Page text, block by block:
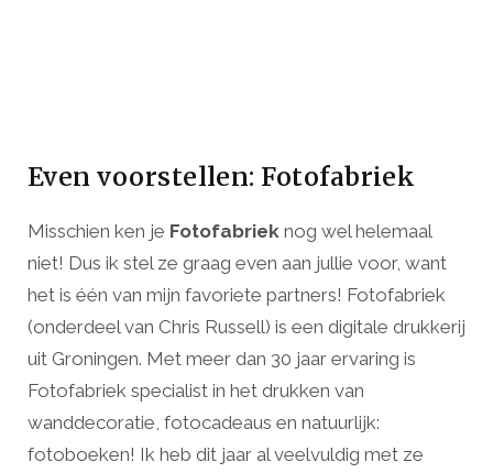
Even voorstellen: Fotofabriek
Misschien ken je Fotofabriek nog wel helemaal
niet! Dus ik stel ze graag even aan jullie voor, want
het is één van mijn favoriete partners! Fotofabriek
(onderdeel van Chris Russell) is een digitale drukkerij
uit Groningen. Met meer dan 30 jaar ervaring is
Fotofabriek specialist in het drukken van
wanddecoratie, fotocadeaus en natuurlijk:
fotoboeken! Ik heb dit jaar al veelvuldig met ze